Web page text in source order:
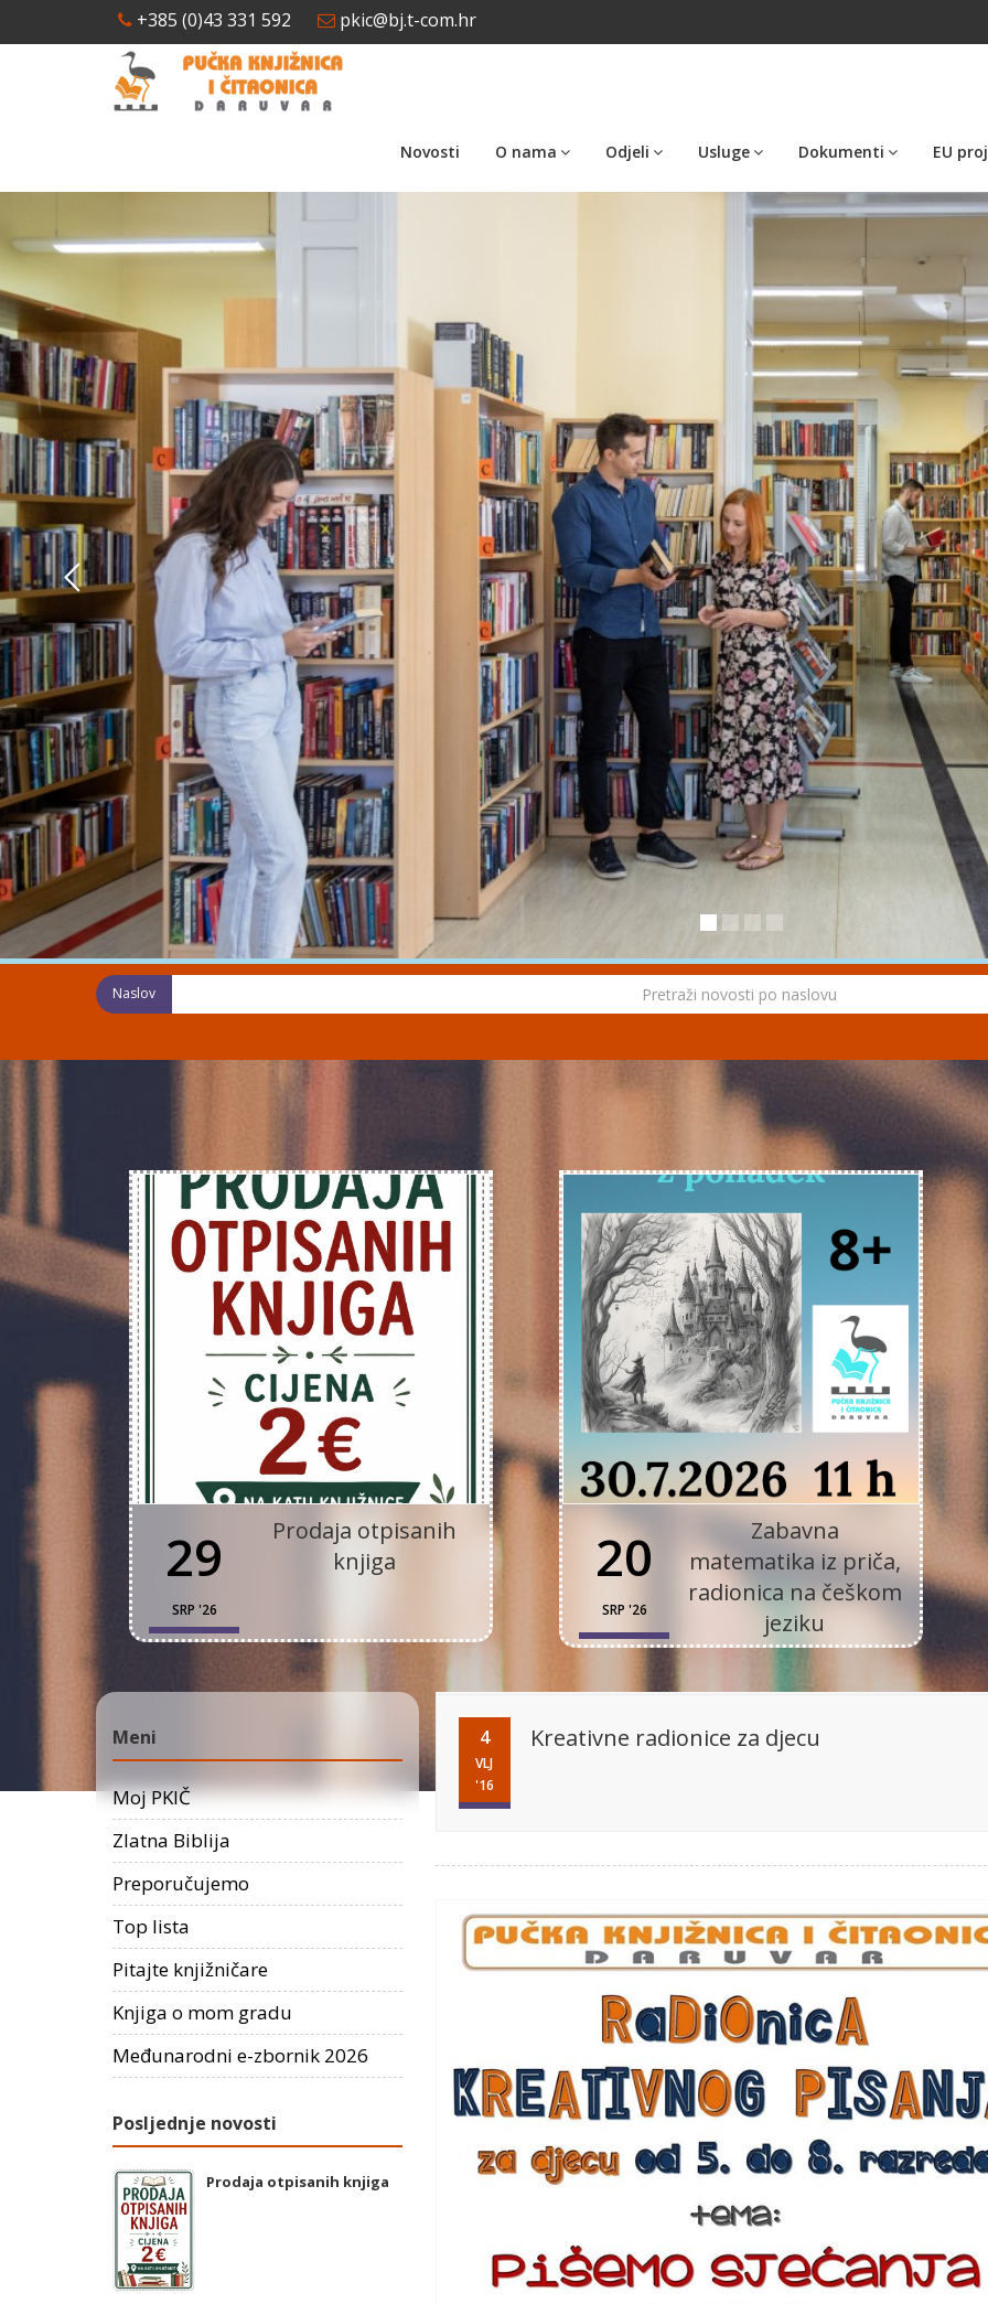
+385 (0)43 331 592 pkic@bj.t-com.hr
Novosti O nama Odjeli Usluge Dokumenti EU
Naslov
29
SRP '26
Prodaja otpisanih
knjiga
20
SRP '26
Zabavna
matematika iz priča,
radionica na češkom
jeziku
Meni
Moj PKIČ
Zlatna Biblija
Preporučujemo
Top lista
Pitajte knjižničare
Knjiga o mom gradu
Međunarodni e-zbornik 2026
Posljednje novosti
Prodaja otpisanih knjiga
4
VLJ
'16
Kreativne radionice za djecu